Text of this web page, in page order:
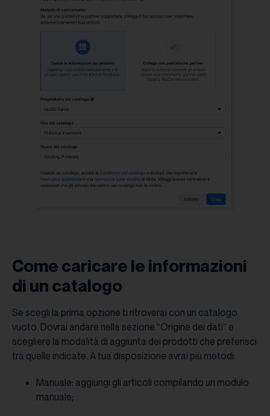
Come caricare le informazioni
di un catalogo
Se scegli la prima opzione ti ritroverai con un catalogo
vuoto. Dovrai andare nella sezione “Origine dei dati” e
scegliere la modalità di aggiunta dei prodotti che preferisci
tra quelle indicate. A tua disposizione avrai più metodi:
Manuale: aggiungi gli articoli compilando un modulo
manuale;